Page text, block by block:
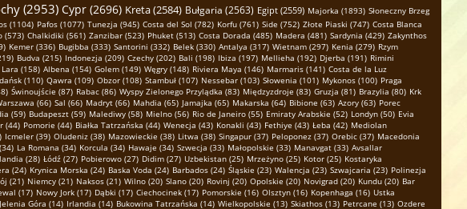
(2953) Cypr (2696) Kreta (2584) Bułgaria (2563) Egipt (2559) Majorka (1893) Słoneczny Brzeg
(1104) Pafos (1077) Tunezja (945) Costa del Sol (782) Korfu (761) Side (752) Złote Piaski (747) Costa Blanca
(573) Chalkidiki (561) Zanzibar (523) Phuket (513) Costa Dorada (485) Madera (481) Sardynia (429) Zakynthos
Kemer (336) Bugibba (333) Santorini (332) Belek (330) Antalya (317) Wietnam (297) Kenia (279) Rzym
Budva (215) Indonezja (209) Czechy (202) Bali (198) Ibiza (197) Mellieha (192) Djerba (191) Rimini
Lara (158) Albena (154) Golem (149) Węgry (148) Riviera Maya (146) Marmaris (141) Costa de la Luz
(110) Qawra (109) Obzor (108) Stambuł (107) Nessebar (103) Słowenia (101) Mykonos (100) Praga
Świnoujście (87) Rabac (86) Wyspy Zielonego Przylądka (83) Międzyzdroje (83) Gruzja (81) Brazylia (80) Krk
(66) Sal (66) Madryt (66) Mahdia (65) Jamajka (65) Makarska (64) Bibione (63) Azory (63) Porec
(59) Budapeszt (59) Malediwy (58) Mielno (56) Rio de Janeiro (55) Emiraty Arabskie (52) Londyn (50) Evia
(44) Pomorie (44) Białka Tatrzańska (44) Wenecja (43) Konakli (43) Fethiye (43) Łeba (42) Mediolan
Icmeler (39) Oludeniz (38) Mazowieckie (38) Litwa (38) Singapur (37) Peloponez (37) Orebic (37) Macedonia
La Romana (34) Korcula (34) Hawaje (34) Szwecja (33) Małopolskie (33) Manavgat (33) Avsallar
(28) Łódź (27) Pobierowo (27) Didim (27) Uzbekistan (25) Mrzeżyno (25) Kotor (25) Kostaryka
(24) Krynica Morska (24) Baska Voda (24) Barbados (24) Śląskie (23) Walencja (23) Szwajcaria (23) Polinezja
(21) Niemcy (21) Naksos (21) Wilno (20) Slano (20) Rovinj (20) Opolskie (20) Novigrad (20) Kundu (20) Bar
(17) Nowy Jork (17) Dąbki (17) Ciechocinek (17) Pomorskie (16) Olsztyn (16) Kopenhaga (16) Ustka
Jelenia Góra (14) Irlandia (14) Bukowina Tatrzańska (14) Wielkopolskie (13) Skiathos (13) Petrcane (13) Ozdere